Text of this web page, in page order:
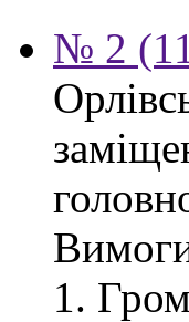
№ 2
1.